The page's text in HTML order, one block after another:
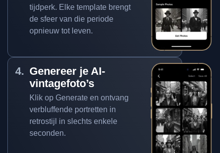
tijdperk. Elke template brengt
de sfeer van die periode
opnieuw tot leven.
Genereer je AI-
vintagefoto’s
Klik op Generate en ontvang
verbluffende portretten in
retrostijl in slechts enkele
seconden.